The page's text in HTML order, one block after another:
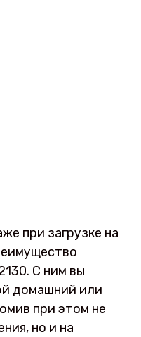
при загрузке на
С ним вы
домашний или
при этом не
но и на